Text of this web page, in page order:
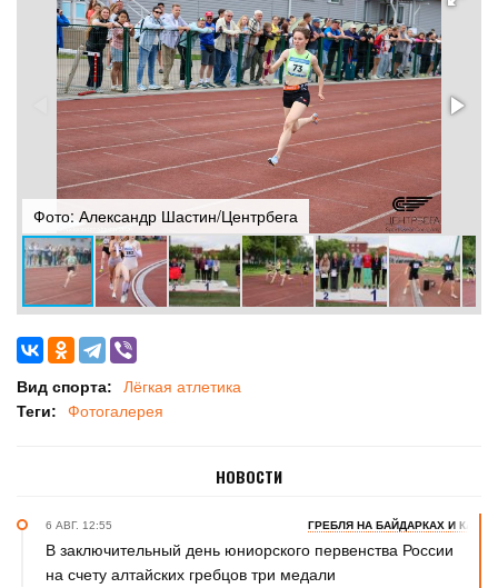
Фото: Александр Шастин/Центрбега
Вид спорта:
Лёгкая атлетика
Теги:
Фотогалерея
НОВОСТИ
6 АВГ. 12:55 ГРЕБЛЯ НА БАЙДАРКАХ И КАНОЭ
В заключительный день юниорского первенства России
на счету алтайских гребцов три медали